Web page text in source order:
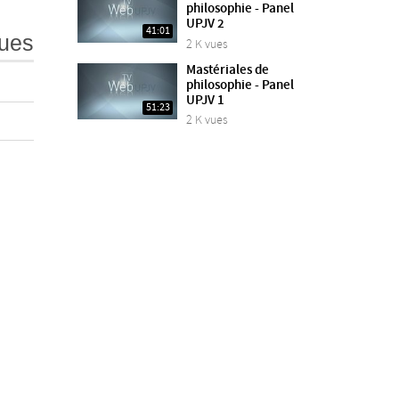
41:01
philosophie - Panel
UPJV 2
2 K vues
51:23
Mastériales de
philosophie - Panel
UPJV 1
2 K vues